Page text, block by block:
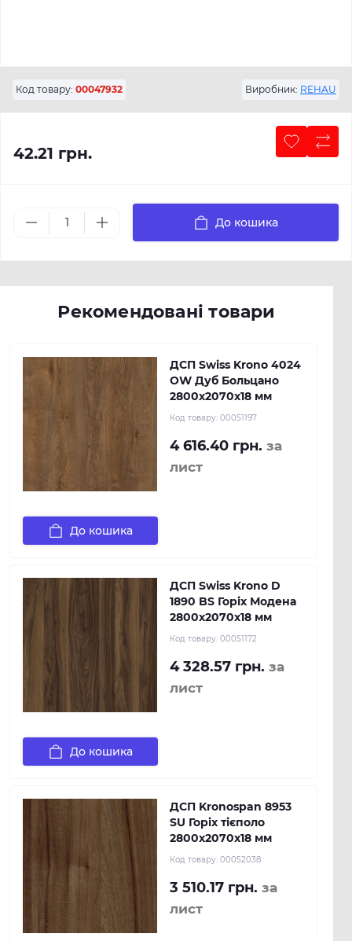
Код товару: 00047932 Виробник: REHAU
42.21 грн.
До кошика
Рекомендовані товари
ДСП Swiss Krono 4024
OW Дуб Больцано
2800х2070х18 мм
Код товару: 00051197
4 616.40 грн. за
лист
До кошика
ДСП Swiss Krono D
1890 BS Горіх Модена
2800х2070х18 мм
Код товару: 00051172
4 328.57 грн. за
лист
До кошика
ДСП Kronospan 8953
SU Горіх тієполо
2800x2070x18 мм
Код товару: 00052038
3 510.17 грн. за
лист